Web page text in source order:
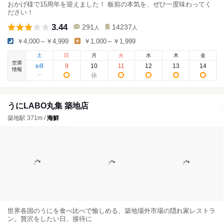
おかげ様で15周年を迎えました！ 板前の本気を、ぜひ一度味わってく
ださい！
3.44 291 人 14237 人
￥4,000～￥4,999 ￥1,000～￥1,999
空席
情報
土
8/8
日
9
月
10
火
11
水
12
木
13
金
14
うにLABO丸集 築地店
築地駅 371m /海鮮
世界各国のうにを食べ比べで愉しめる、築地場外市場の隠れ家レストラ
ン。贅沢をしたい日、接待に